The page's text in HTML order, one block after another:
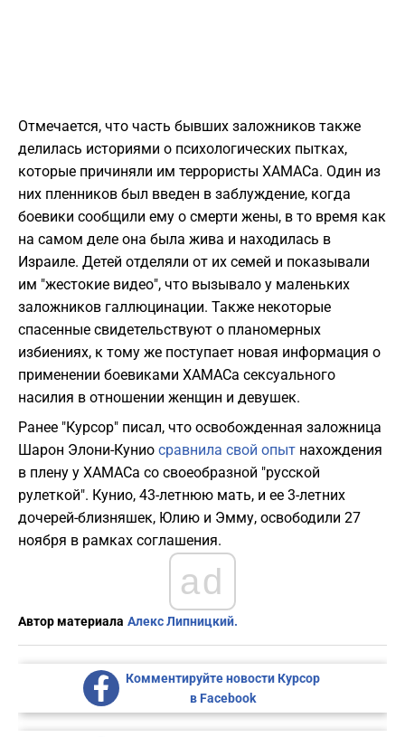
Отмечается, что часть бывших заложников также
делилась историями о психологических пытках,
которые причиняли им террористы ХАМАСа. Один из
них пленников был введен в заблуждение, когда
боевики сообщили ему о смерти жены, в то время как
на самом деле она была жива и находилась в
Израиле. Детей отделяли от их семей и показывали
им "жестокие видео", что вызывало у маленьких
заложников галлюцинации. Также некоторые
спасенные свидетельствуют о планомерных
избиениях, к тому же поступает новая информация о
применении боевиками ХАМАСа сексуального
насилия в отношении женщин и девушек.
Ранее "Курсор" писал, что освобожденная заложница
Шарон Элони-Кунио сравнила свой опыт нахождения
в плену у ХАМАСа со своеобразной "русской
рулеткой". Кунио, 43-летнюю мать, и ее 3-летних
дочерей-близняшек, Юлию и Эмму, освободили 27
ноября в рамках соглашения.
ad
Автор материала Алекс Липницкий.
Комментируйте новости Курсор
в Facebook